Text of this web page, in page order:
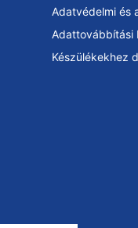
Adatvédelmi és
Adattovábbítási
Készülékekhez